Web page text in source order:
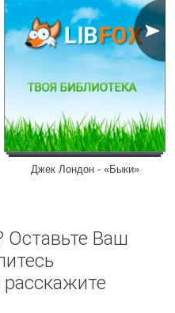
Джек Лондон - «Быки»
Оставьте Ваш